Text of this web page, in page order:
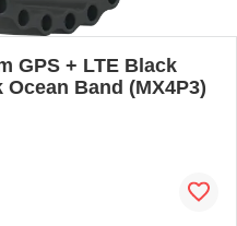
GPS + LTE Black
Band (MX4P3)